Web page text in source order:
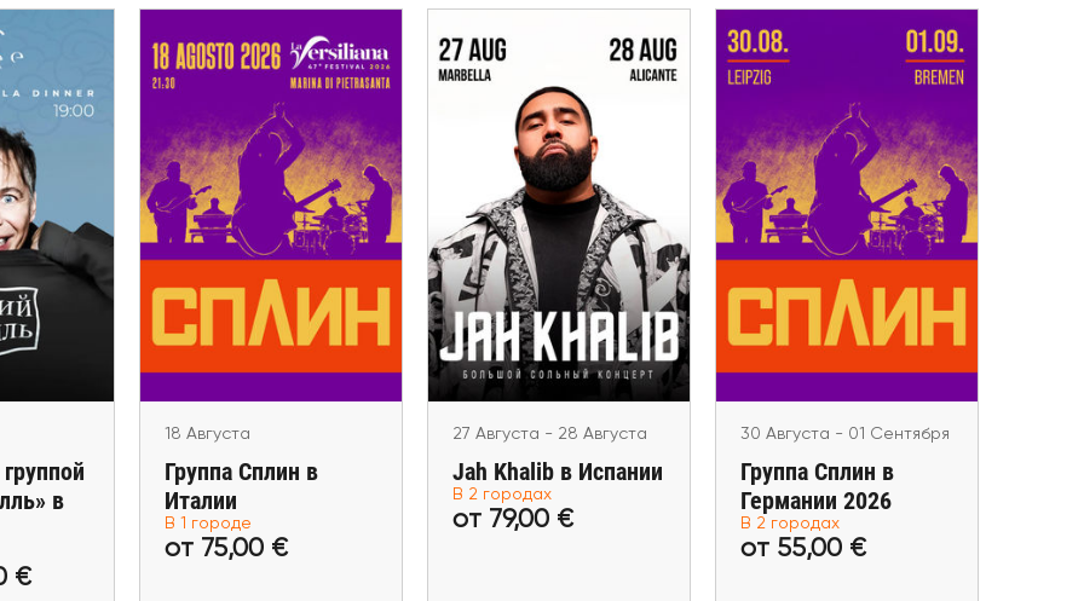
в
€
в
€
18 Августа
Группа Сплин в Италии
Marina di Pietrasanta
от 75,00 €
Купить билеты
18 Августа
Группа Сплин в
Италии
В 1 городе
от 75,00 €
27 Августа - 28 Августа
Jah Khalib в Испании
Marbella, Alicante
от 79,00 €
27 Августа - 28 Августа
Jah Khalib в Испании
В 2 городах
от 79,00 €
30 Августа - 01 Сентября
Группа Сплин в
Германии 2026
Leipzig, Bremen
от 55,00 €
Купить билеты
30 Августа - 01 Сентября
Группа Сплин в
Германии 2026
В 2 городах
от 55,00 €